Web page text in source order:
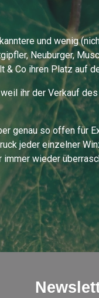
und wenig
Neuburger,
Co ihren Platz auf
ihr der Verkauf
genau so offen für
jeder einzelner
wieder